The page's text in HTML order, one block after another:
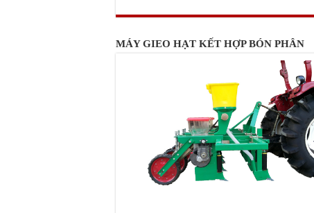
MÁY GIEO HẠT KẾT HỢP BÓN PHÂN